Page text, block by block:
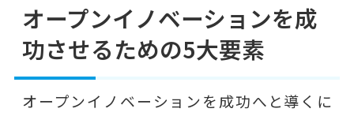
オープンイノベーションを成
功させるための5大要素
オープンイノベーションを成功へと導くに